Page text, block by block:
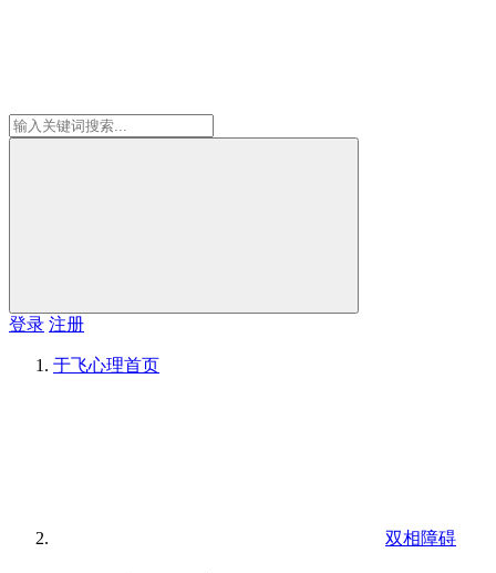
登录 注册
于飞心理首页
双相障碍